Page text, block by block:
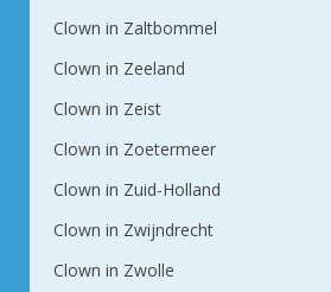
Clown in Zaltbommel
Clown in Zeeland
Clown in Zeist
Clown in Zoetermeer
Clown in Zuid-Holland
Clown in Zwijndrecht
Clown in Zwolle